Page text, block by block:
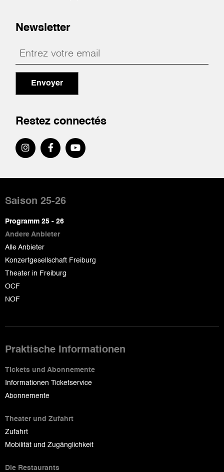
Newsletter
Envoyer
Restez connectés
de
page
Saison 25-26
Programm 25 - 26
Andere Anbieter
Alle Anbieter
Konzertgesellschaft Freiburg
Theater in Freiburg
OCF
NOF
Praktische Informationen
Tickets und Abonnemente
Informationen Ticketservice
Abonnemente
Theater und Zufahrt
Zufahrt
Mobilität und Zugänglichkeit
Die Restaurants